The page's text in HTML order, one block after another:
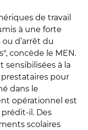
de travail
à une forte
d’arrêt du
concède le MEN.
sensibilisées à la
pour
dans le
opérationnel est
il. Des
scolaires